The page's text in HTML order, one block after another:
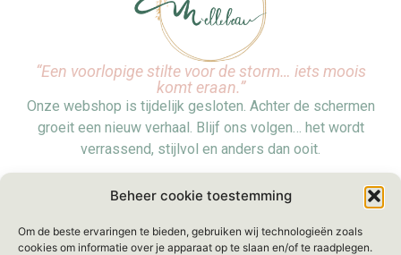
Beheer cookie toestemming
Om de beste ervaringen te bieden, gebruiken wij technologieën zoals
cookies om informatie over je apparaat op te slaan en/of te raadplegen.
“Een voorlopige stilte voor de storm… iets moois
komt eraan.”
Onze webshop is tijdelijk gesloten. Achter de schermen
groeit een nieuw verhaal. Blijf ons volgen… het wordt
verrassend, stijlvol en anders dan ooit.
Voorlopig zijn we even offline, maar we blijven bereikbaar
beantwoorden je bericht binnen48 uur.